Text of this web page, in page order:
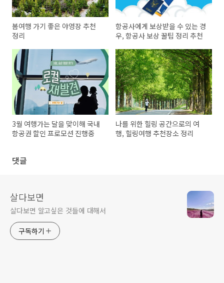
봄여행 가기 좋은 야영장 추천
정리
항공사에게 보상받을 수 있는 경
우, 항공사 보상 꿀팁 정리 추천
3월 여행가는 달을 맞이해 국내
항공권 할인 프로모션 진행중
나를 위한 힐링 공간으로의 여
행, 힐링여행 추천장소 정리
댓글
살다보면
살다보면 알고싶은 것들에 대해서
구독하기